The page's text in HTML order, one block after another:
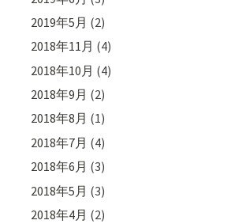
2019年5月 (2)
2018年11月 (4)
2018年10月 (4)
2018年9月 (2)
2018年8月 (1)
2018年7月 (4)
2018年6月 (3)
2018年5月 (3)
2018年4月 (2)